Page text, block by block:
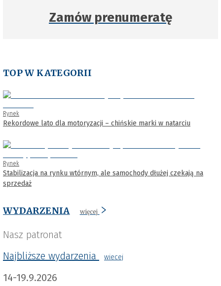
Zamów prenumeratę
TOP W KATEGORII
Rynek
Rekordowe lato dla motoryzacji – chińskie marki w natarciu
Rynek
Stabilizacja na rynku wtórnym, ale samochody dłużej czekają na
sprzedaż
WYDARZENIA więcej
Nasz patronat
Najbliższe wydarzenia
wiecej
14-19.9.2026